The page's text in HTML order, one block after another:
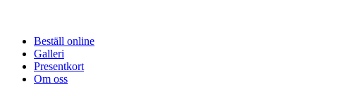
Beställ online
Galleri
Presentkort
Om oss